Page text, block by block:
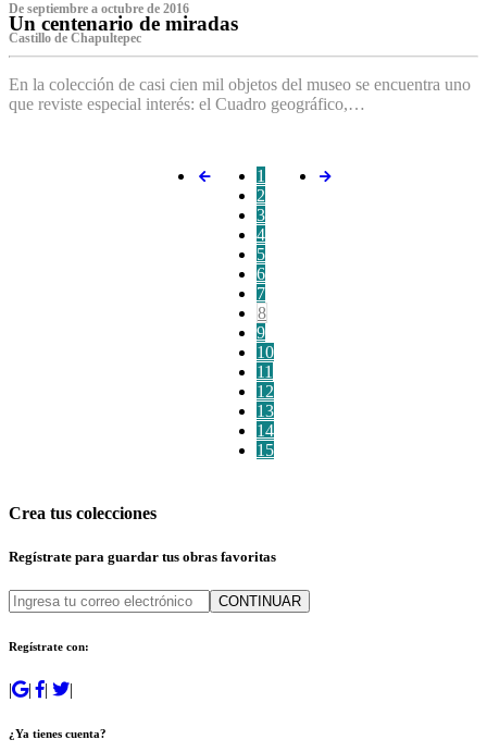
De septiembre a octubre de 2016
Un centenario de miradas
Castillo de Chapultepec
En la colección de casi cien mil objetos del museo se encuentra uno
que reviste especial interés: el Cuadro geográfico,…
1
2
3
4
5
6
7
8
9
10
11
12
13
14
15
Crea tus colecciones
Regístrate para guardar tus obras favoritas
CONTINUAR
Regístrate con:
| | | |
¿Ya tienes cuenta?